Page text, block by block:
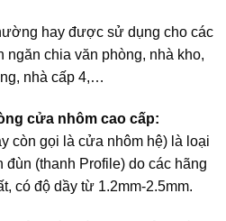
hay được sử dụng cho các
chia văn phòng, nhà kho,
nhà cấp 4,…
cửa nhôm cao cấp:
còn gọi là cửa nhôm hệ) là loại
(thanh Profile) do các hãng
có độ dầy từ 1.2mm-2.5mm.